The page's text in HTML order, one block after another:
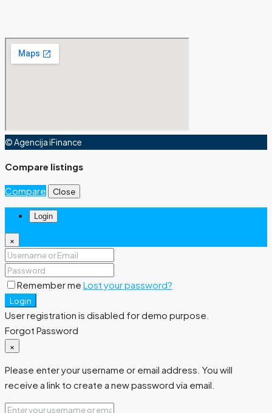
© Agencija iFinance
Compare listings
Compare Close
Login
×
Remember me Lost your password?
Login
User registration is disabled for demo purpose.
Forgot Password
×
Please enter your username or email address. You will
receive a link to create a new password via email.